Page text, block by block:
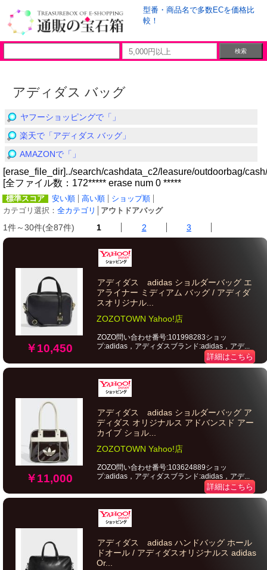
型番・商品名で多数ECを価格比
較！
アディダス バッグ
ヤフーショッピングで「」
楽天で「アディダス バッグ」
AMAZONで「」
[erase_file_dir]../search/cashdata_c2/leasure/outdoorbag/cash/
[全ファイル数：172***** erase num 0 *****
標準スコア 安い順 高い順
ショップ順
カテゴリ選択： 全カテゴリ アウトドアバッグ
1件～30件(全87件) 1 2 3
￥10,450
アディダス adidas ショルダーバッグ エ
アライナー ミディアム バッグ / アディダ
スオリジナル...
ZOZOTOWN Yahoo!店
ZOZO問い合わせ番号:101998283ショッ
プ:adidas，アディダスブランド:adidas，アデ...
詳細はこちら
￥11,000
アディダス adidas ショルダーバッグ ア
ディダス オリジナルス アドバンスド アー
カイブ ショル...
ZOZOTOWN Yahoo!店
ZOZO問い合わせ番号:103624889ショッ
プ:adidas，アディダスブランド:adidas，アデ...
詳細はこちら
アディダス adidas ハンドバッグ ホール
ドオール / アディダスオリジナルス adidas
Or...